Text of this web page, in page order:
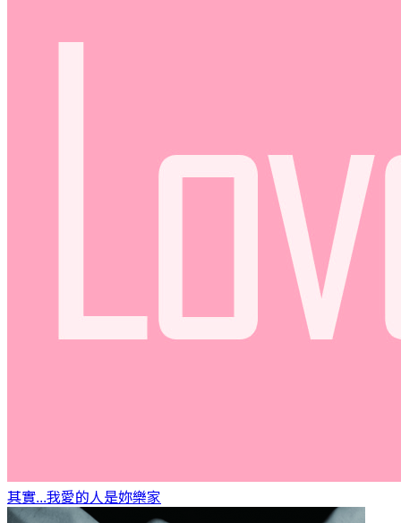
其實...我愛的人是妳樂家